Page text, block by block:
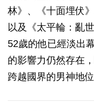
林》、《十面埋伏
以及《太平輪：亂
52歲的他已經淡出
的影響力仍然存在
跨越國界的男神地位